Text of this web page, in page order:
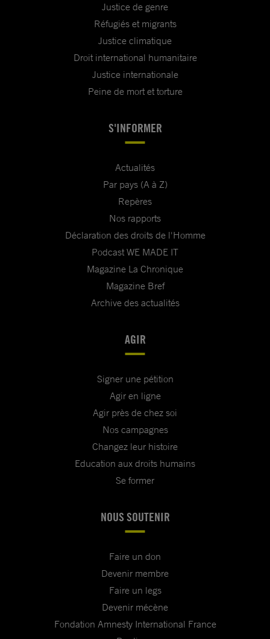
Justice de genre
Réfugiés et migrants
Justice climatique
Droit international humanitaire
Justice internationale
Peine de mort et torture
S'INFORMER
Actualités
Par pays (A à Z)
Repères
Nos rapports
Déclaration des droits de l'Homme
Podcast WE MADE IT
Magazine La Chronique
Magazine Bref
Archive des actualités
AGIR
Signer une pétition
Agir en ligne
Agir près de chez soi
Nos campagnes
Changez leur histoire
Education aux droits humains
Se former
NOUS SOUTENIR
Faire un don
Devenir membre
Faire un legs
Devenir mécène
Fondation Amnesty International France